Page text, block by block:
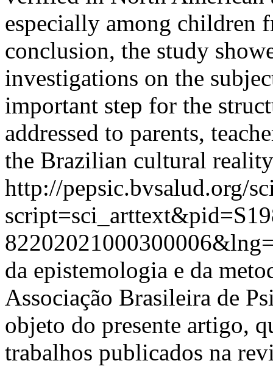
especially among children
conclusion, the study
investigations on the
important step for the
addressed to parents,
the Brazilian cultural
http://pepsic.bvsalud.org/
da epistemologia e da
Associação Brasileira de
objeto do presente artigo,
trabalhos publicados na